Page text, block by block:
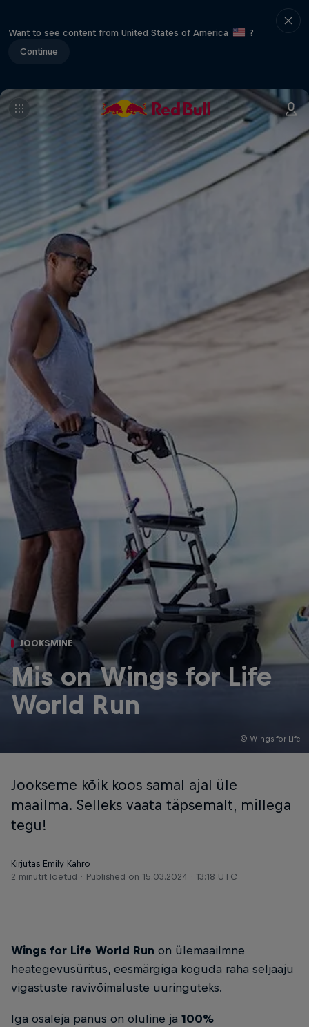
Want to see content from United States of America
?
Continue
© Wings for Life
JOOKSMINE
Mis on Wings for Life
World Run
Jookseme kõik koos samal ajal üle
maailma. Selleks vaata täpsemalt, millega
tegu!
Kirjutas Emily Kahro
2 minutit loetud
Published on 15.03.2024 · 13:18 UTC
Wings for Life World Run on ülemaailmne
heategevusüritus, eesmärgiga koguda raha seljaaju
vigastuste ravivõimaluste uuringuteks.
Iga osaleja panus on oluline ja 100%